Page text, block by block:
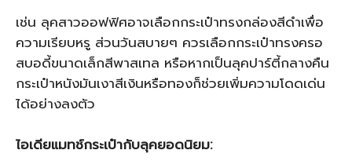
เช่น ลุคสาวออฟฟิศอาจเลือกกระเป๋าทรงกล่องสีดำเพื่อ
ความเรียบหรู ส่วนวันสบายๆ ควรเลือกกระเป๋าทรงครอ
สบอดี้ขนาดเล็กสีพาสเทล หรือหากเป็นลุคปาร์ตี้กลางคืน
กระเป๋าหนังมันเงาสีเงินหรือทองก็ช่วยเพิ่มความโดดเด่น
ได้อย่างลงตัว
ไอเดียแมทช์กระเป๋ากับลุคยอดนิยม: